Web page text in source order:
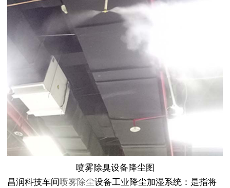
喷雾除臭设备降尘图
昌润科技车间喷雾除尘设备工业降尘加湿系统：是指将